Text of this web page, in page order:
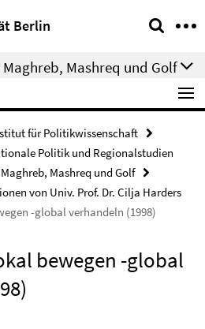
Berlin
Mashreq und Golf
für Politikwissenschaft
Politik und Regionalstudien
Mashreq und Golf
von Univ. Prof. Dr. Cilja Harders
-global verhandeln (1998)
bewegen -global